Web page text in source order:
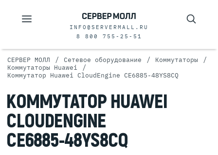
INFO@SERVERMALL.RU
8 800 755-25-51
СЕРВЕР МОЛЛ / Сетевое оборудование / Коммутаторы /
Коммутаторы Huawei /
Коммутатор Huawei CloudEngine CE6885-48YS8CQ
КОММУТАТОР HUAWEI
CLOUDENGINE
CE6885-48YS8CQ